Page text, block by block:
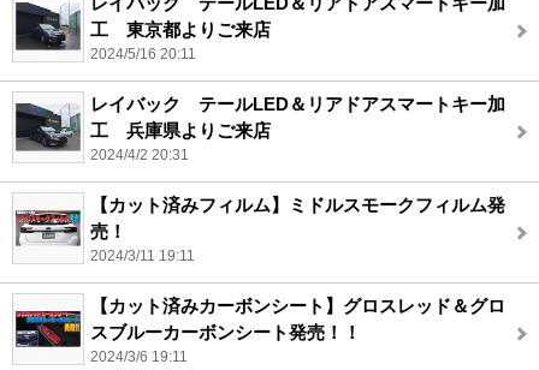
工 東京都よりご来店
2024/5/16 20:11
レイバック テールLED＆リアドアスマートキー加
工 兵庫県よりご来店
2024/4/2 20:31
【カット済みフィルム】ミドルスモークフィルム発
売！
2024/3/11 19:11
【カット済みカーボンシート】グロスレッド＆グロ
スブルーカーボンシート発売！！
2024/3/6 19:11